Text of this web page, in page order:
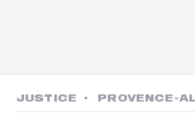
JUSTICE PROVENCE-